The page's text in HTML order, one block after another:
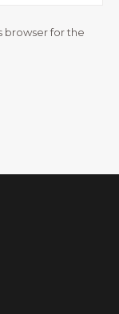
browser for the